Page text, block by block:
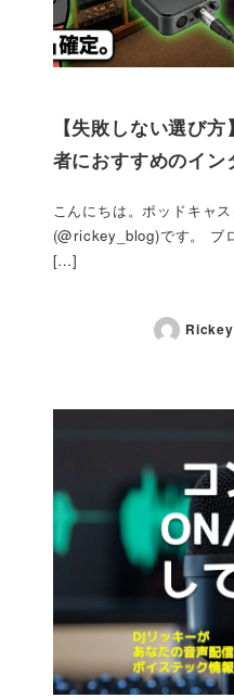
【失敗しない選び
者におすすめのイン
こんにちは。ポッドキャ
(@rickey_blog)です。 ブ
[…]
Rickey